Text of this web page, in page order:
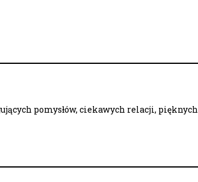
pomysłów, ciekawych relacji, pięknych